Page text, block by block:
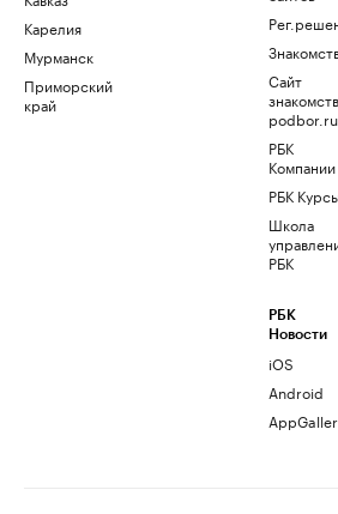
Карелия
Мурманск
Приморский
край
Сайт
знакомств
podbor.ru
РБК
Компании
РБК
Школа
РБК
РБК
Новости
iOS
Android